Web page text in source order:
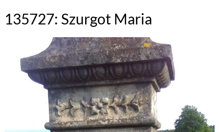
135727: Szurgot Maria